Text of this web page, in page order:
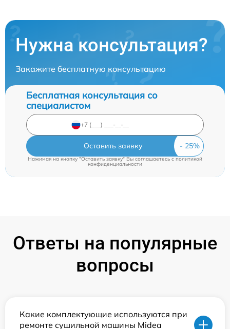
Нужна консультация?
Закажите бесплатную консультацию
Бесплатная консультация со
специалистом
Оставить заявку
Нажимая на кнопку "Оставить заявку" Вы соглашаетесь cполитикой
конфиденциальности
Ответы на популярные
вопросы
Какие комплектующие используются при
ремонте сушильной машины Midea